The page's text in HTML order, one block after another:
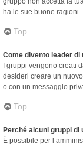
ha le sue buone ragioni.
Top
Come divento leader di
I gruppi vengono creati
desideri creare un
o con un messaggio
Top
Perché alcuni gruppi
È possibile per